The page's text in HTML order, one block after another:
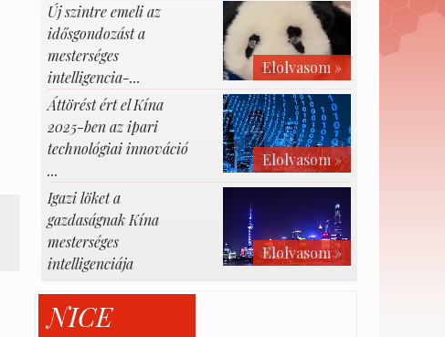
Elolvasom »
Új szintre emeli az
idősgondozást a
mesterséges
intelligencia-...
Elolvasom »
Áttörést ért el Kína
2025-ben az ipari
technológiai innováció
...
Elolvasom »
Igazi löket a
gazdaságnak Kína
mesterséges
intelligenciája
NICE